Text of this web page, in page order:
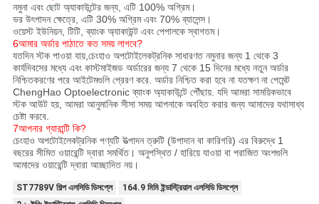
নমুনা এবং ছোট অ্যাকাউন্টের জন্য, এটি 100% অগ্রিম।
ভর উৎপাদন ক্ষেত্রে, এটি 30% অগ্রিম এবং 70% ব্যালেন্স।
ওয়েস্ট ইউনিয়ন, টিটি, ব্যাংক অ্যাকাউন্ট এবং পেপালকে স্বাগতম।
6আমার অর্ডার পাঠাতে কত সময় লাগবে?
যতদিন স্টক পাওয়া যায়,চেংহাও অপটোইলেকট্রনিক সাধারণত নমুনার জন্য 1 থেকে 3
কার্যদিবসের মধ্যে এবং কাস্টমাইজড অর্ডারের জন্য 7 থেকে 15 দিনের মধ্যে নতুন অর্ডার
নিশ্চিতকরণের পরে আইটেমগুলি প্রেরণ করে. অর্ডার নিশ্চিত করা হবে না যতক্ষণ না পেমেন্ট
ChengHao Optoelectronic ব্যাংক অ্যাকাউন্টে পৌঁছায়. যদি আমরা সাময়িকভাবে
স্টক আউট হয়, আমরা আনুমানিক সীসা সময় আপনাকে অবহিত করার জন্য আমাদের যথাসাধ্য
চেষ্টা করবে.
7আপনার গ্যারান্টি কি?
চেংহাও অপটোইলেকট্রনিক পণ্যটি উত্পাদন ত্রুটি (উপাদান বা কারিগরি) এর বিরুদ্ধে 1
বছরের সীমিত ওয়ারেন্টি দ্বারা সমর্থিত। অনুপস্থিত / হারিয়ে যাওয়া বা পরাজিত অংশগুলি
আমাদের ওয়ারেন্টি দ্বারা আচ্ছাদিত নয়।
ST7789V শিল্প এলসিডি ডিসপ্লে
164.9 মিমি ইন্ডাস্ট্রিয়াল এলসিডি ডিসপ্লে